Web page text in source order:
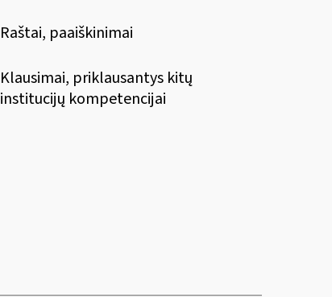
Raštai, paaiškinimai
Klausimai, priklausantys kitų
institucijų kompetencijai